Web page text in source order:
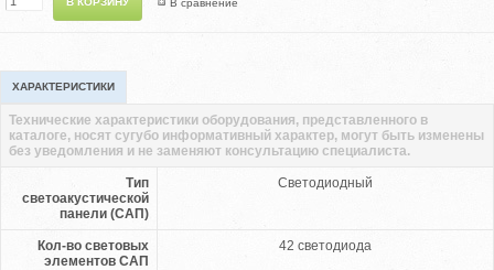
В сравнение
ХАРАКТЕРИСТИКИ
Тип
светоакустической
панели (САП)
Светодиодный
Кол-во световых
элементов САП
42 светодиода
Технические характеристики оборудования, представленного в
каталоге, носят сугубо информативный характер, могут быть изменены
без уведомления и не заменяют консультацию специалиста.